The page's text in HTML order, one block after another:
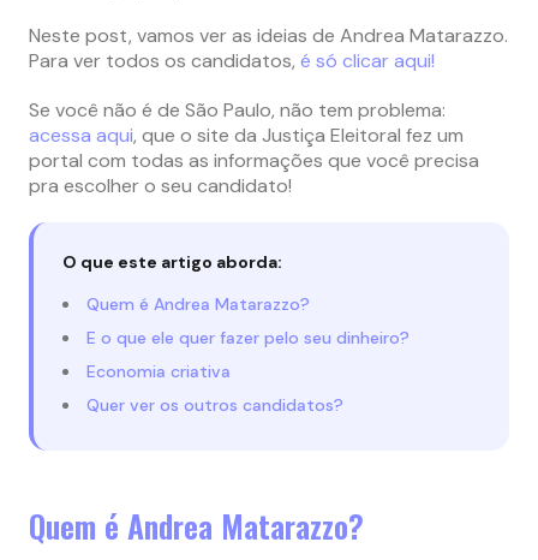
Neste post, vamos ver as ideias de Andrea Matarazzo.
Para ver todos os candidatos, é só clicar aqui!
Se você não é de São Paulo, não tem problema:
acessa aqui, que o site da Justiça Eleitoral fez um
portal com todas as informações que você precisa
pra escolher o seu candidato!
O que este artigo aborda:
Quem é Andrea Matarazzo?
E o que ele quer fazer pelo seu dinheiro?
Economia criativa
Quer ver os outros candidatos?
Quem é Andrea Matarazzo?